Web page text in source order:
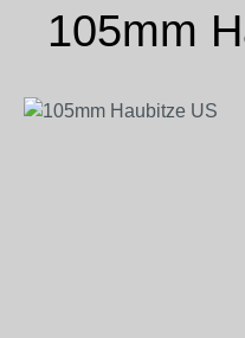
105mm
Bildergalerie überspringen